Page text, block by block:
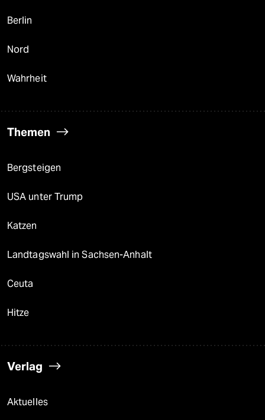
Berlin
Nord
Wahrheit
Themen
Bergsteigen
USA unter Trump
Katzen
Landtagswahl in Sachsen-Anhalt
Ceuta
Hitze
Verlag
Aktuelles